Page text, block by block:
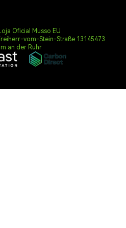
Oficial Musso EU
vom-Stein-Straße 13145473
an der Ruhr